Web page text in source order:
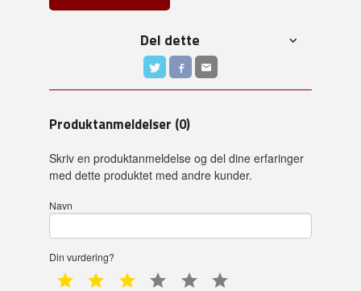
Del dette
Produktanmeldelser (0)
Skriv en produktanmeldelse og del dine erfaringer
med dette produktet med andre kunder.
Navn
Din vurdering?
1 star 2 star 3 star 4 star 5 star